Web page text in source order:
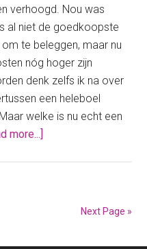
verhoogd. Nou was
al niet de goedkoopste
te beleggen, maar nu
nóg hoger zijn
denk zelfs ik na over
een heleboel
welke is nu echt een
more...]
vanwegeNext Page »